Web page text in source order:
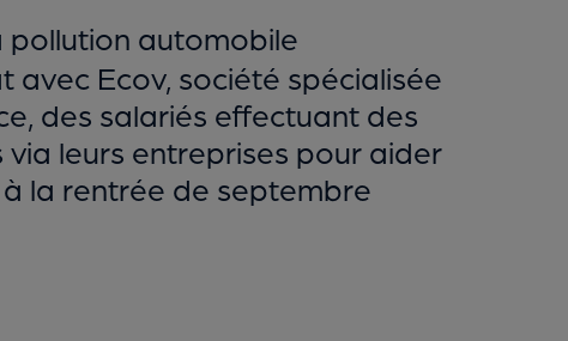
pollution automobile
Ecov, société spécialisée
des salariés effectuant des
leurs entreprises pour aider
la rentrée de septembre